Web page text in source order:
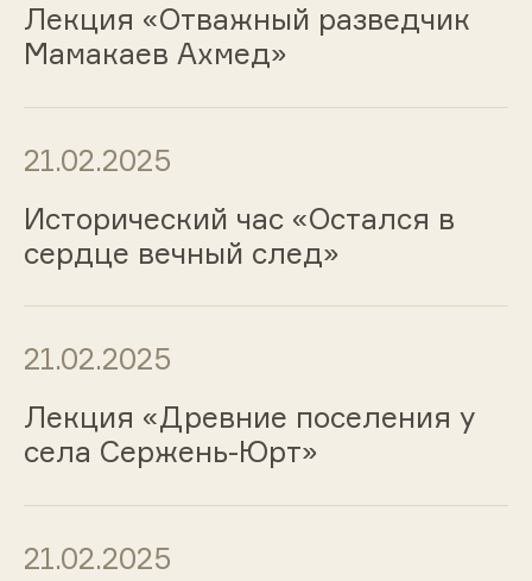
Лекция «Отважный разведчик
Мамакаев Ахмед»
21.02.2025
Исторический час «Остался в
сердце вечный след»
21.02.2025
Лекция «Древние поселения у
села Сержень-Юрт»
21.02.2025